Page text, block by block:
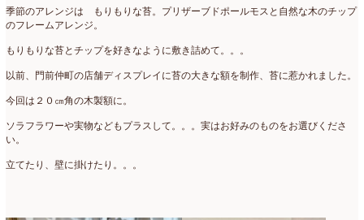
季節のアレンジは もりもりな苔。プリザーブドポールモスと自然な木のチップ
のフレームアレンジ。
もりもりな苔とチップを好きなように敷き詰めて。。。
以前、門前仲町の店舗ディスプレイに苔の大きな額を制作、苔に惹かれました。
今回は２０㎝角の木製額に。
ソラフラワーや実物などもプラスして。。。実はお好みのものをお選びくださ
い。
立てたり、壁に掛けたり。。。